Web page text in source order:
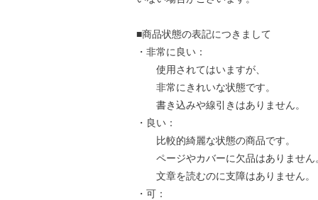
■商品状態の表記につきまして
・非常に良い：
使用されてはいますが、
非常にきれいな状態です。
書き込みや線引きはありません。
・良い：
比較的綺麗な状態の商品です。
ページやカバーに欠品はありません
文章を読むのに支障はありません。
・可：